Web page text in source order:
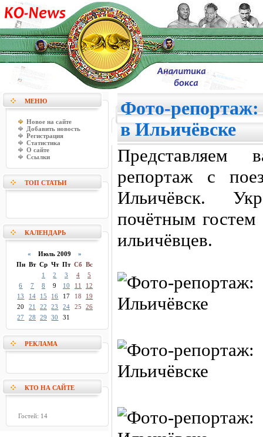
МЕНЮ
Новое на сайте
Добавить новость
Регистрация
Статистика
О сайте
Ссылки
ТОП СТАТЬИ
КАЛЕНДАРЬ
« Июль 2009 »
Пн Вт Ср Чт Пт Сб Вс
1
2 3 4
5
6
7 8 9 10 11
12
13
14 15 16 17 18
19
20
21 22 23 24 25
26
27
28 29 30 31
РЕКЛАМА
КТО НА САЙТЕ
Гостей: 14
Фото-
в Ильичёвске
репортаж с
Ильичёвск.
почётным гостем
ильичёвцев.